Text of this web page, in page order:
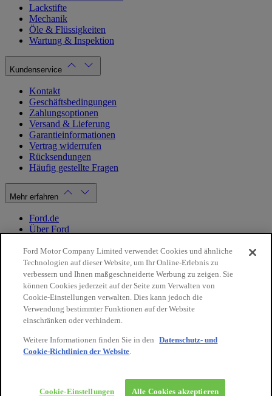
Lackstifte
Mechanik
Öle & Flüssigkeiten
Wartung & Inspektion
Kundenservice
Kontakt
Geschäftsbedingungen
Zahlungsoptionen
Versand & Lieferung
Garantieinformationen
Vertrag widerrufen
Rücksendungen
Häufig gestellte Fragen
Mehr erfahren
Ford.de
Über Ford
Datenschutzbestimmungen
Impressum
Mein Konto
Login / Registrierung
Meine Bestellungen
Land ändern
© 2026 Ford-Werke-GmbH
Ford Onlineshop
Ford Motor Company Limited verwendet Cookies und ähnliche
Technologien auf dieser Website, um Ihr Online-Erlebnis zu
verbessern und Ihnen maßgeschneiderte Werbung zu zeigen. Sie
können Cookies jederzeit auf der Seite zum Verwalten von
Cookie-Einstellungen verwalten. Dies kann jedoch die
Verwendung bestimmter Funktionen auf der Website
einschränken oder verhindern.
Weitere Informationen finden Sie in den
Datenschutz- und
Cookie-Richtlinien der Website.
Cookie-Einstellungen Alle Cookies akzeptieren
Bestellung